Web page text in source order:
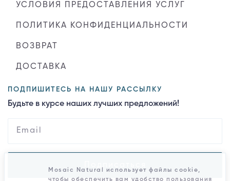
УСЛОВИЯ ПРЕДОСТАВЛЕНИЯ УСЛУГ
ПОЛИТИКА КОНФИДЕНЦИАЛЬНОСТИ
ВОЗВРАТ
ДОСТАВКА
ПОДПИШИТЕСЬ НА НАШУ РАССЫЛКУ
Будьте в курсе наших лучших предложений!
Mosaic Natural использует файлы cookie,
чтобы обеспечить вам удобство пользования